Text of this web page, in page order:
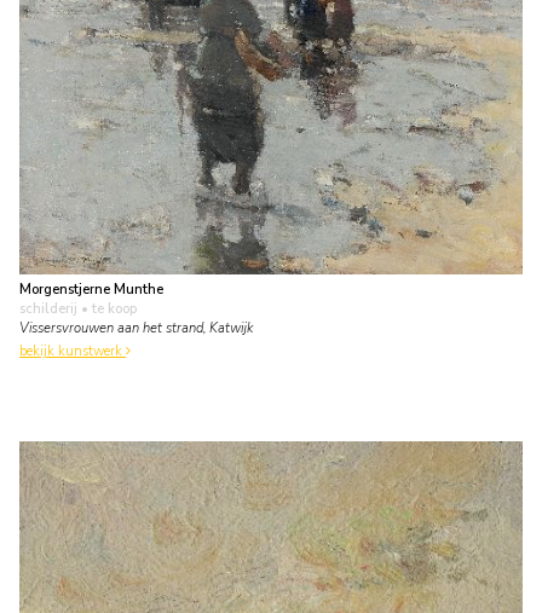
Morgenstjerne Munthe
schilderij • te koop
Vissersvrouwen aan het strand, Katwijk
bekijk kunstwerk